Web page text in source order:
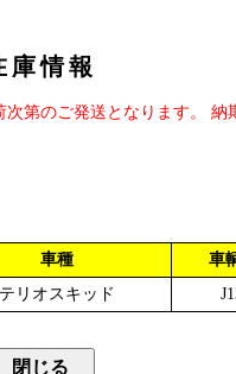
庫情報
第のご発送となります。 納
車種 車
テリオスキッド